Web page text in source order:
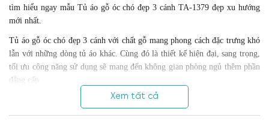
tìm hiểu ngay mẫu Tủ áo gỗ óc chó đẹp 3 cánh TA-1379 đẹp xu hướng
mới nhất.
Tủ áo gỗ óc chó đẹp 3 cánh với chất gỗ mang phong cách đặc trưng khó
lẫn với những dòng tủ áo khác. Cùng đó là thiết kế hiện đại, sang trọng,
tối ưu công năng sử dụng sẽ mang đến không gian phòng ngủ thêm phần
đẳng cấp.
Xem tất cả